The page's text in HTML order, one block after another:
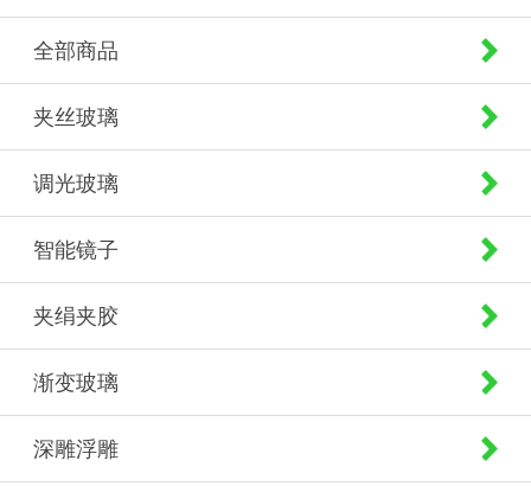
全部商品
夹丝玻璃
调光玻璃
智能镜子
夹绢夹胶
渐变玻璃
深雕浮雕